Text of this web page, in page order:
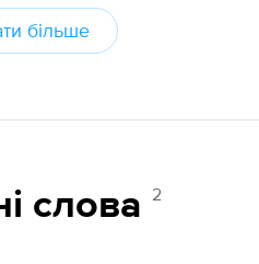
більше
cлова 2